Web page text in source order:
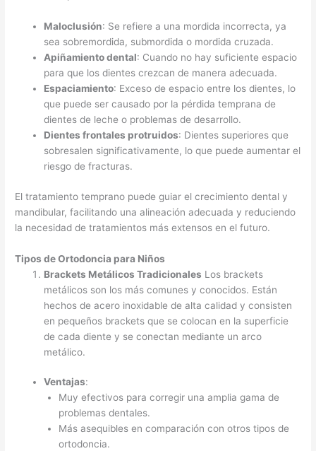
Maloclusión: Se refiere a una mordida incorrecta, ya
sea sobremordida, submordida o mordida cruzada.
Apiñamiento dental: Cuando no hay suficiente espacio
para que los dientes crezcan de manera adecuada.
Espaciamiento: Exceso de espacio entre los dientes, lo
que puede ser causado por la pérdida temprana de
dientes de leche o problemas de desarrollo.
Dientes frontales protruidos: Dientes superiores que
sobresalen significativamente, lo que puede aumentar el
riesgo de fracturas.
El tratamiento temprano puede guiar el crecimiento dental y
mandibular, facilitando una alineación adecuada y reduciendo
la necesidad de tratamientos más extensos en el futuro.
Tipos de Ortodoncia para Niños
Brackets Metálicos Tradicionales Los brackets
metálicos son los más comunes y conocidos. Están
hechos de acero inoxidable de alta calidad y consisten
en pequeños brackets que se colocan en la superficie
de cada diente y se conectan mediante un arco
metálico.
Ventajas:
Muy efectivos para corregir una amplia gama de
problemas dentales.
Más asequibles en comparación con otros tipos de
ortodoncia.